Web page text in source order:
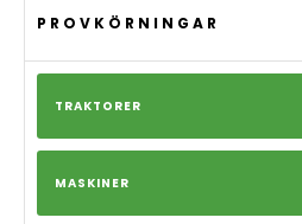
PROVKÖRNINGAR
TRAKTORER
MASKINER